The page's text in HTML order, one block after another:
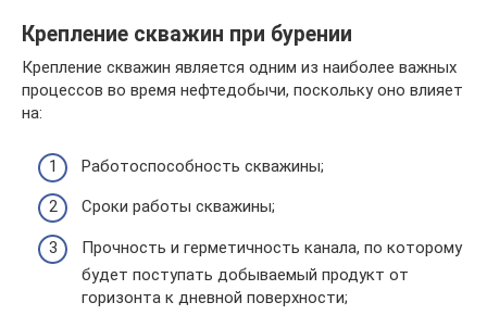
Крепление скважин при бурении
Крепление скважин является одним из наиболее важных
процессов во время нефтедобычи, поскольку оно влияет
на:
Работоспособность скважины;
Сроки работы скважины;
Прочность и герметичность канала, по которому
будет поступать добываемый продукт от
горизонта к дневной поверхности;